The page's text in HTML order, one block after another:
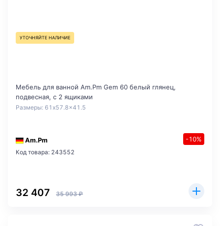
УТОЧНЯЙТЕ НАЛИЧИЕ
Мебель для ванной Am.Pm Gem 60 белый глянец,
подвесная, с 2 ящиками
Размеры: 61x57.8x41.5
Am.Pm -10%
Код товара: 243552
32 407 35 993 ₽